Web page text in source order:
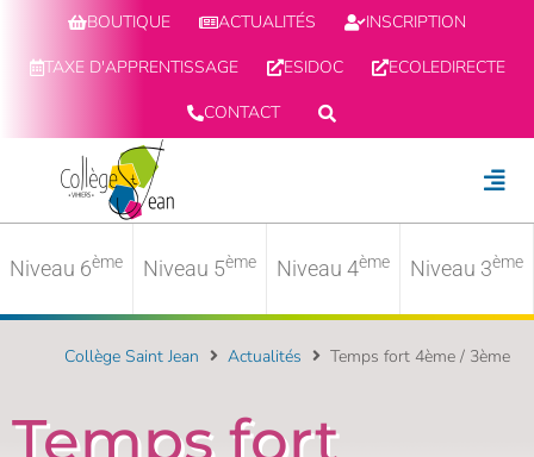
BOUTIQUE ACTUALITÉS
INSCRIPTION
TAXE D'APPRENTISSAGE
ESIDOC
ECOLEDIRECTE
CONTACT
Niveau 6ème Niveau 5ème Niveau 4ème Niveau 3ème
Collège Saint Jean Actualités Temps fort 4ème / 3ème
Temps fort